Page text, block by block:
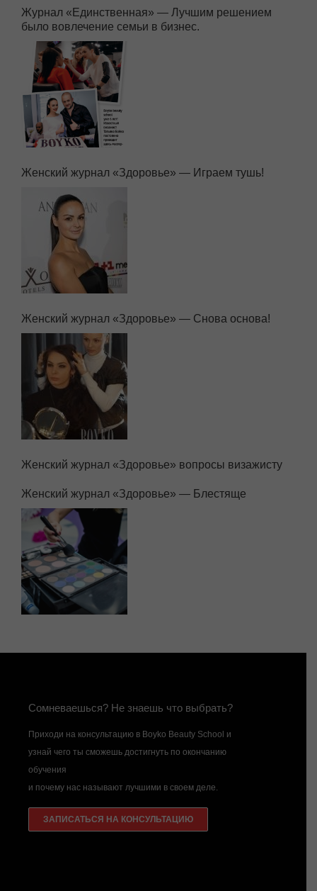
Журнал «Единственная» — Лучшим решением
было вовлечение семьи в бизнес.
Женский журнал «Здоровье» — Играем тушь!
Женский журнал «Здоровье» — Снова основа!
Женский журнал «Здоровье» вопросы визажисту
Женский журнал «Здоровье» — Блестяще
Сомневаешься? Не знаешь что выбрать?
Приходи на консультацию в Boyko Beauty School и
узнай чего ты сможешь достигнуть по окончанию
обучения
и почему нас называют лучшими в своем деле.
ЗАПИСАТЬСЯ НА КОНСУЛЬТАЦИЮ